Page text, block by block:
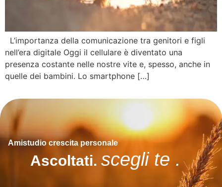
L’importanza della comunicazione tra genitori e figli
nell’era digitale Oggi il cellulare è diventato una
presenza costante nelle nostre vite e, spesso, anche in
quelle dei bambini. Lo smartphone […]
Amistudio crescita personale
Ascoltati. scegli te .